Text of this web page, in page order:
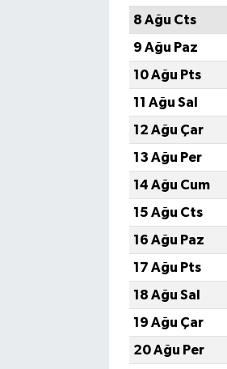
8 Ağu Cts
9 Ağu Paz
10 Ağu Pts
11 Ağu Sal
12 Ağu Çar
13 Ağu Per
14 Ağu Cum
15 Ağu Cts
16 Ağu Paz
17 Ağu Pts
18 Ağu Sal
19 Ağu Çar
20 Ağu Per